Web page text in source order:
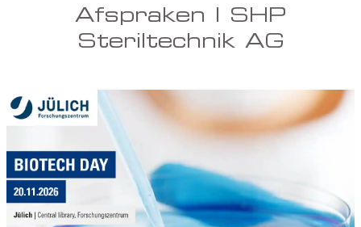
Afspraken | SHP
Steriltechnik AG